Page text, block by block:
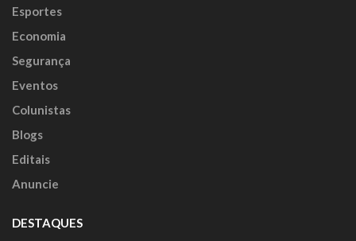
Esportes
Economia
Segurança
Eventos
Colunistas
Blogs
Editais
Anuncie
DESTAQUES